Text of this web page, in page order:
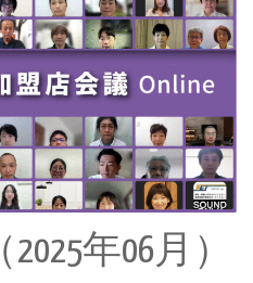
年06月）